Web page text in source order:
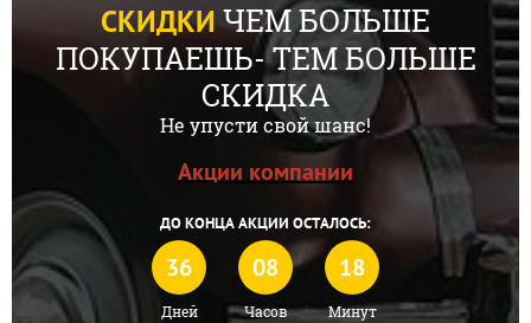
СКИДКИЧЕМ БОЛЬШЕ
ПОКУПАЕШЬ- ТЕМ БОЛЬШЕ
СКИДКА
Не упусти свой шанс!
Акции компании
ДО КОНЦА АКЦИИ ОСТАЛОСЬ:
36
Дней
08
Часов
18
Минут